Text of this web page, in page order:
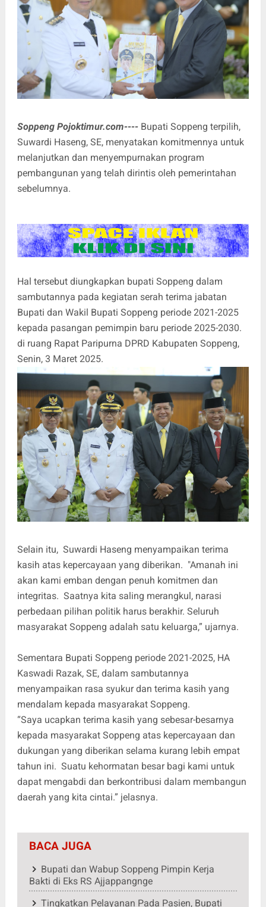
Soppeng Pojoktimur.com----Bupati Soppeng terpilih,
Suwardi Haseng, SE, menyatakan komitmennya untuk
melanjutkan dan menyempurnakan program
pembangunan yang telah dirintis oleh pemerintahan
sebelumnya.
Hal tersebut diungkapkan bupati Soppeng dalam
sambutannya pada kegiatan serah terima jabatan
Bupati dan Wakil Bupati Soppeng periode 2021-2025
kepada pasangan pemimpin baru periode 2025-2030.
di ruang Rapat Paripurna DPRD Kabupaten Soppeng,
Senin, 3 Maret 2025.
Selain itu, Suwardi Haseng menyampaikan terima
kasih atas kepercayaan yang diberikan. "Amanah ini
akan kami emban dengan penuh komitmen dan
integritas. Saatnya kita saling merangkul, narasi
perbedaan pilihan politik harus berakhir. Seluruh
masyarakat Soppeng adalah satu keluarga,” ujarnya.
Sementara Bupati Soppeng periode 2021-2025, HA
Kaswadi Razak, SE, dalam sambutannya
menyampaikan rasa syukur dan terima kasih yang
mendalam kepada masyarakat Soppeng.
“Saya ucapkan terima kasih yang sebesar-besarnya
kepada masyarakat Soppeng atas kepercayaan dan
dukungan yang diberikan selama kurang lebih empat
tahun ini. Suatu kehormatan besar bagi kami untuk
dapat mengabdi dan berkontribusi dalam membangun
daerah yang kita cintai.” jelasnya.
BACA JUGA
Bupati dan Wabup Soppeng Pimpin Kerja
Bakti di Eks RS Ajjappangnge
Tingkatkan Pelayanan Pada Pasien, Bupati